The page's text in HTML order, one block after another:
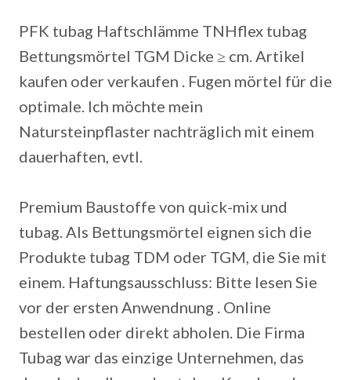
PFK tubag Haftschlämme TNHflex tubag
Bettungsmörtel TGM Dicke ≥ cm. Artikel
kaufen oder verkaufen . Fugen mörtel für die
optimale. Ich möchte mein
Natursteinpflaster nachträglich mit einem
dauerhaften, evtl.
Premium Baustoffe von quick-mix und
tubag.Als Bettungsmörtel eignen sich die
Produkte tubag TDM oder TGM, die Sie mit
einem. Haftungsausschluss: Bitte lesen Sie
vor der ersten Anwendnung . Online
bestellen oder direkt abholen. Die Firma
Tubag war das einzige Unternehmen, das